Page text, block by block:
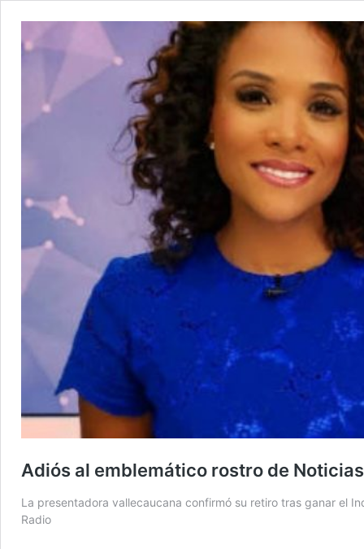
Adiós al emblemático rostro de
La presentadora vallecaucana confirmó su retiro tras ganar el
Radio